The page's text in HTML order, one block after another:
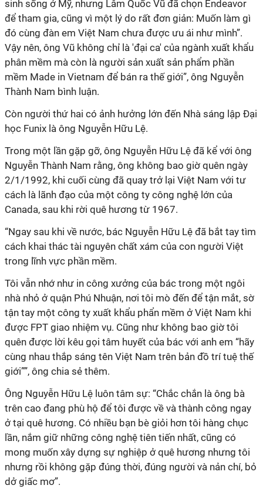
sinh sống ở Mỹ, nhưng Lâm Quốc Vũ đã chọn Endeavor
để tham gia, cũng vì một lý do rất đơn giản: Muốn làm gì
đó cùng đàn em Việt Nam chưa được ưu ái như mình”.
Vậy nên, ông Vũ không chỉ là 'đại ca' của ngành xuất khẩu
phân mềm mà còn là người sản xuất sản phẩm phần
mềm Made in Vietnam để bán ra thế giới”, ông Nguyễn
Thành Nam bình luận.
Còn người thứ hai có ảnh hưởng lớn đến Nhà sáng lập Đại
học Funix là ông Nguyễn Hữu Lệ.
Trong một lần gặp gỡ, ông Nguyễn Hữu Lệ đã kể với ông
Nguyễn Thành Nam rằng, ông không bao giờ quên ngày
2/1/1992, khi cuối cùng đã quay trở lại Việt Nam với tư
cách là lãnh đạo của một công ty công nghệ lớn của
Canada, sau khi rời quê hương từ 1967.
“Ngay sau khi về nước, bác Nguyễn Hữu Lệ đã bắt tay tìm
cách khai thác tài nguyên chất xám của con người Việt
trong lĩnh vực phần mềm.
Tôi vẫn nhớ như in công xưởng của bác trong một ngôi
nhà nhỏ ở quận Phú Nhuận, nơi tôi mò đến để tận mắt, sờ
tận tay một công ty xuất khẩu phẩn mềm ở Việt Nam khi
được FPT giao nhiệm vụ. Cũng như không bao giờ tôi
quên được lời kêu gọi tâm huyết của bác với anh em “hãy
cùng nhau thắp sáng tên Việt Nam trên bản đồ trí tuệ thế
giới””, ông chia sẻ thêm.
Ông Nguyễn Hữu Lệ luôn tâm sự: “Chắc chắn là ông bà
trên cao đang phù hộ để tôi được về và thành công ngay
ở tại quê hương. Có nhiều bạn bè giỏi hơn tôi hàng chục
lần, nắm giữ những công nghệ tiên tiến nhất, cũng có
mong muốn xây dựng sự nghiệp ở quê hương nhưng tôi
nhưng rồi không gặp đúng thời, đúng người và nản chí, bỏ
dở giấc mơ”.